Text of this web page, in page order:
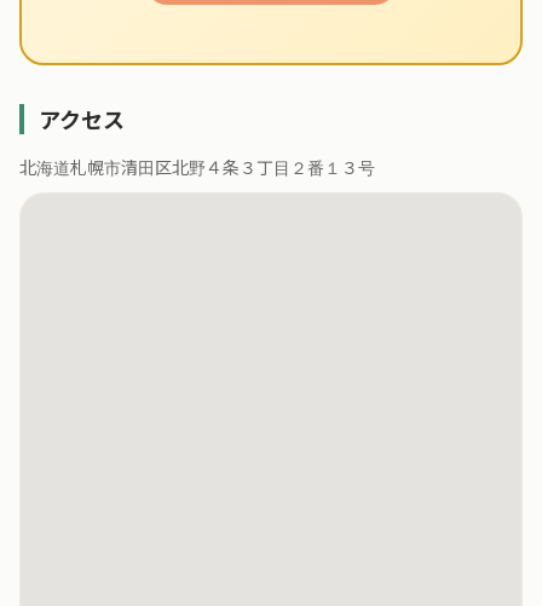
アクセス
北海道札幌市清田区北野４条３丁目２番１３号